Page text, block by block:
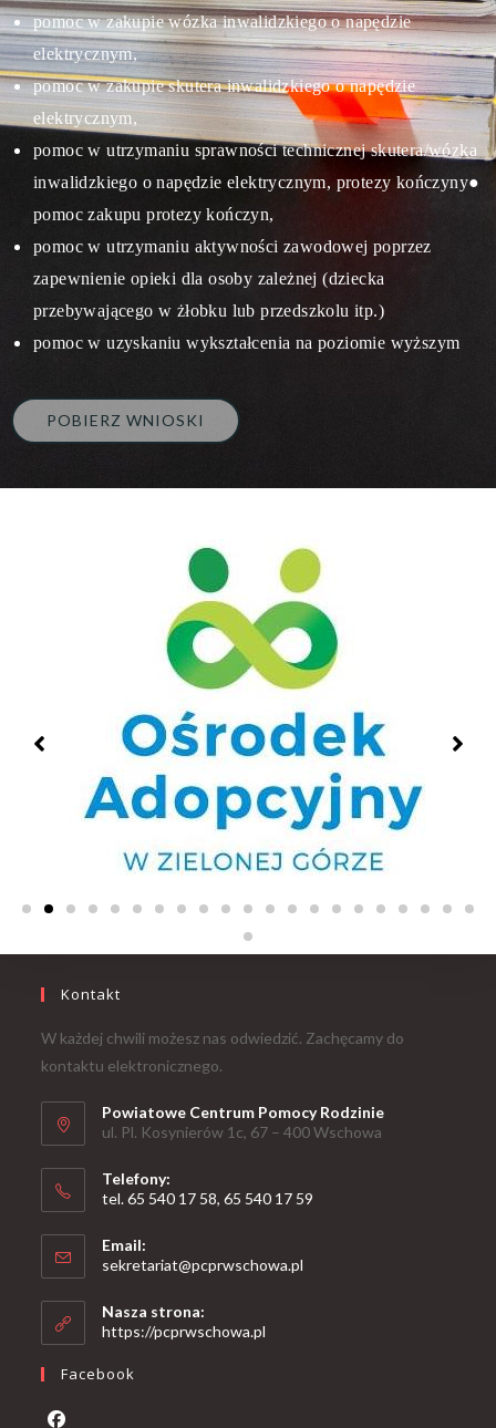
pomoc w zakupie wózka inwalidzkiego o napędzie
elektrycznym,
pomoc w zakupie skutera inwalidzkiego o napędzie
elektrycznym,
pomoc w utrzymaniu sprawności technicznej skutera/wózka
inwalidzkiego o napędzie elektrycznym, protezy kończyny●
pomoc zakupu protezy kończyn,
pomoc w utrzymaniu aktywności zawodowej poprzez
zapewnienie opieki dla osoby zależnej (dziecka
przebywającego w żłobku lub przedszkolu itp.)
pomoc w uzyskaniu wykształcenia na poziomie wyższym
POBIERZ WNIOSKI
Kontakt
W każdej chwili możesz nas odwiedzić. Zachęcamy do
kontaktu elektronicznego.
Powiatowe Centrum Pomocy Rodzinie
ul. Pl. Kosynierów 1c, 67 – 400 Wschowa
Telefony:
tel. 65 540 17 58, 65 540 17 59
Email:
sekretariat@pcprwschowa.pl
Nasza strona:
https://pcprwschowa.pl
Facebook